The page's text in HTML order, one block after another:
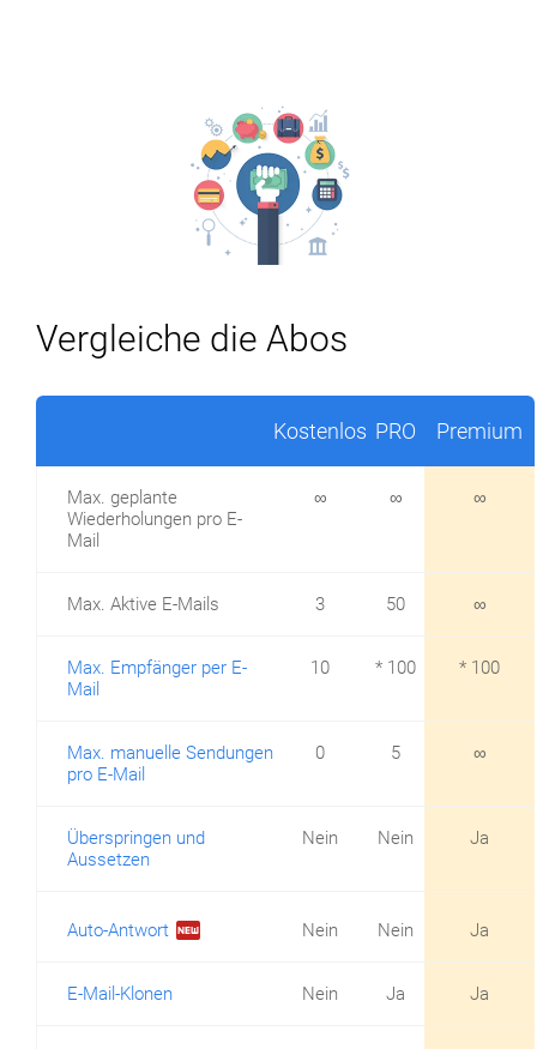
Vergleiche die Abos
Kostenlos PRO Premium
Max. geplante
Wiederholungen pro E-
Mail
∞ ∞ ∞
Max. Aktive E-Mails 3 50 ∞
Max. Empfänger per E-
Mail
10 * 100 * 100
Max. manuelle Sendungen
pro E-Mail
0 5 ∞
Überspringen und
Aussetzen
Nein Nein Ja
Auto-Antwort fiber_new Nein Nein Ja
E-Mail-Klonen Nein Ja Ja